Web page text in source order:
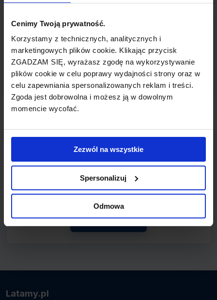
Cenimy Twoją prywatność.
Korzystamy z technicznych, analitycznych i
marketingowych plików cookie. Klikając przycisk
ZGADZAM SIĘ, wyrażasz zgodę na wykorzystywanie
plików cookie w celu poprawy wydajności strony oraz w
celu zapewniania spersonalizowanych reklam i treści.
Zgoda jest dobrowolna i możesz ją w dowolnym
momencie wycofać.
Zezwól na wszystkie
Spersonalizuj
Odmowa
REZERWACJA
online lub telefoniczna
PŁATNOŚĆ
przelew, gotówka, karta
LINIA LOTNICZA
Air Berlin
połączenie.
Latamy.pl